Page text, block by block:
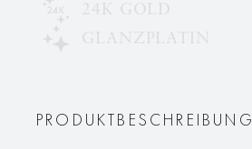
PRODUKTBESCHREIBUNG